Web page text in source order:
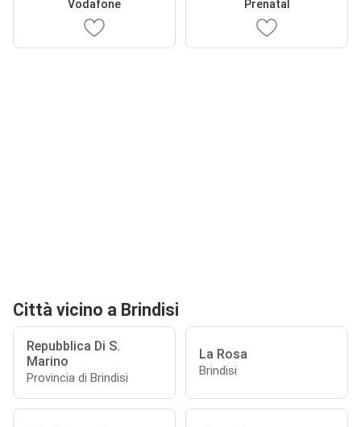
Vodafone Prenatal
Città vicino a Brindisi
Repubblica Di S.
Marino
Provincia di Brindisi
La Rosa
Brindisi